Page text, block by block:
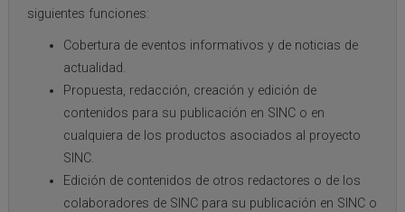
siguientes funciones:
Cobertura de eventos informativos y de noticias de
actualidad.
Propuesta, redacción, creación y edición de
contenidos para su publicación en SINC o en
cualquiera de los productos asociados al proyecto
SINC.
Edición de contenidos de otros redactores o de los
colaboradores de SINC para su publicación en SINC o